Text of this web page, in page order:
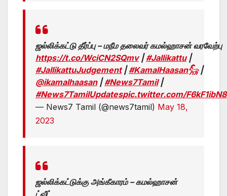
ஜல்லிக்கட்டு தீர்ப்பு – மநீம தலைவர் கமல்ஹாசன் வரவேற்பு
https://t.co/WciCN2SQmv|#Jallikattu|
#JallikattuJudgement|#KamalHaasan𓃵|
@ikamalhaasan|#News7Tamil|
#News7TamilUpdatespic.twitter.com/
— News7 Tamil (@news7tamil) May 18,
2023
ஜல்லிக்கட்டுக்கு அங்கீகாரம் – கமல்ஹாசன்